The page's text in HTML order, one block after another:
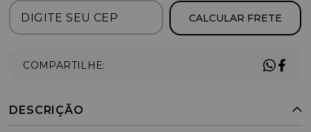
CALCULAR FRETE
COMPARTILHE:
DESCRIÇÃO